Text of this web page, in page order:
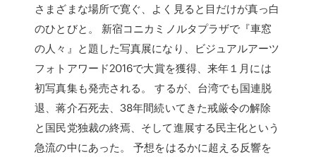
さまざまな場所で寛ぐ、よく見ると目だけが真っ白
のひとびと。 新宿コニカミノルタプラザで『車窓
の人々』と題した写真展になり、ビジュアルアーツ
フォトアワード2016で大賞を獲得、来年１月には
初写真集も発売される。 するが、台湾でも国連脱
退、蒋介石死去、38年間続いてきた戒厳令の解除
と国民党独裁の終焉、そして進展する民主化という
急流の中にあった。 予想をはるかに超える反響を